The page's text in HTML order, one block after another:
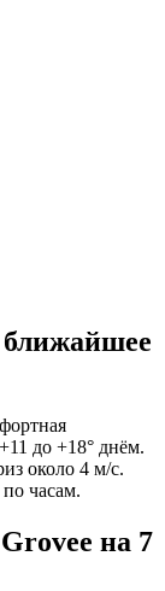
ближайшее
до +18° днём.
около 4 м/с.
часам.
на 7